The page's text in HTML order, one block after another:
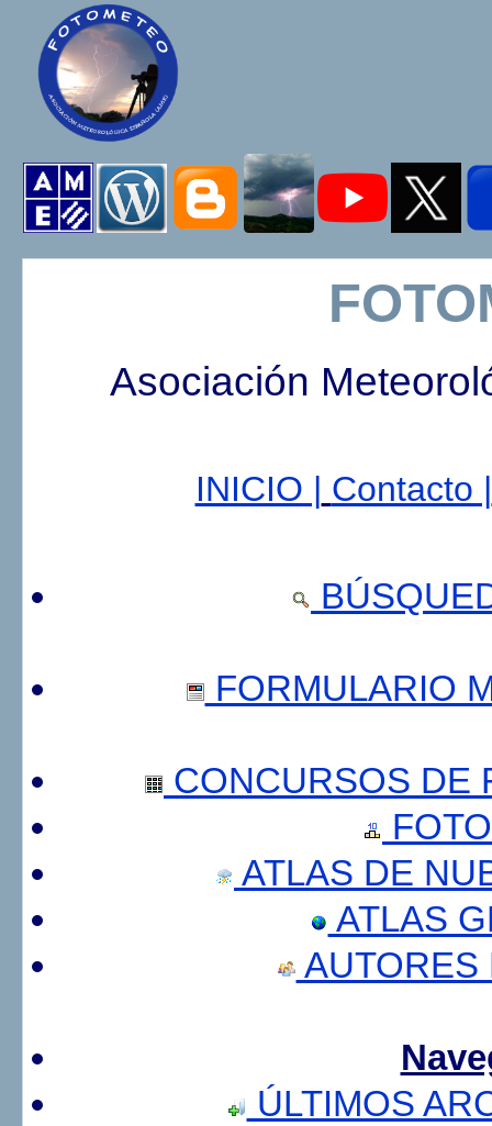
Asociación
INICIO | Contacto |
FORMULARIO
CONCURSOS DE
ATLAS DE
ATLAS
AUTORES
ÚLTIMOS